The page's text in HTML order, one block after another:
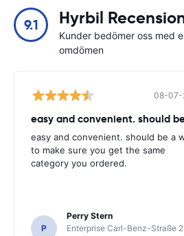
9.1 Hyrbil
Kunder bedömer oss med
omdömen
08-07-
easy and convenient. should
easy and convenient. should be a
to make sure you get the same
category you ordered.
P
Perry Stern
Enterprise Carl-Benz-Straße